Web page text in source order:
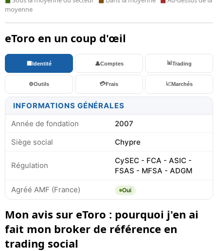
moyenne
eToro en un coup d'œil
Identité 👤Comptes 📊 Trading
⚙️Outils 💳Frais 📈Marchés
INFORMATIONS GÉNÉRALES
Année de fondation
2007
Siège social
Chypre
Régulation
CySEC - FCA - ASIC -
FSAS - MFSA - ADGM
Agréé AMF (France) Oui
Mon avis sur eToro : pourquoi j'en ai
fait mon broker de référence en
trading social